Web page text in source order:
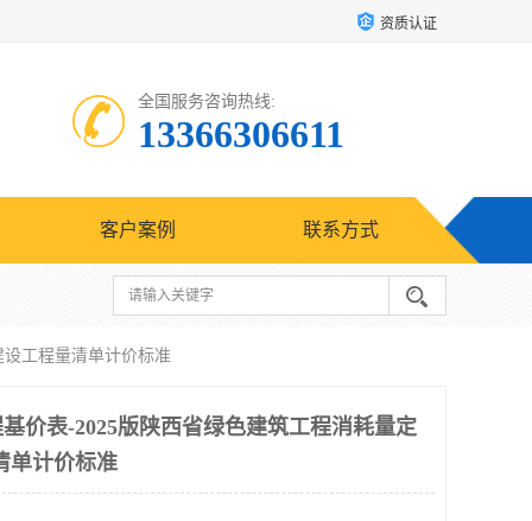
资质认证
全国服务咨询热线:
13366306611
客户案例 联系方式
工程量清单计价标准
价表-2025版陕西省绿色建筑工程消耗量定
单计价标准